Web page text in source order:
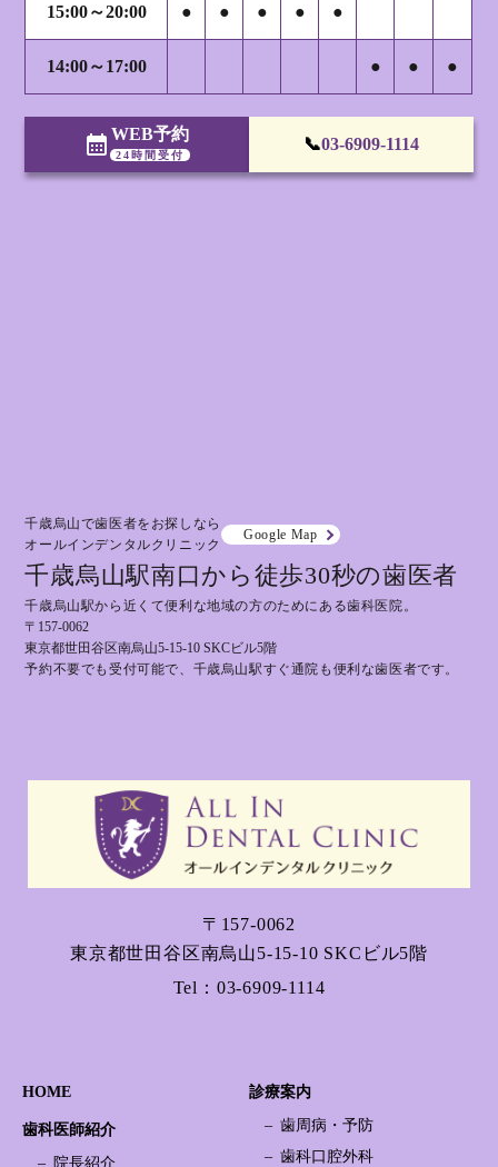
15:00～20:00 ● ● ● ● ●
14:00～17:00 ● ● ●
calendar_month WEB予約
24時間受付
📞03-6909-1114
千歳烏山で歯医者をお探しなら
オールインデンタルクリニック
Google Map
千歳烏山駅南口から徒歩30秒の歯医者
千歳烏山駅から近くて便利な地域の方のためにある歯科医院。
〒157-0062
東京都世田谷区南烏山5-15-10 SKCビル5階
予約不要でも受付可能で、千歳烏山駅すぐ通院も便利な歯医者です。
〒157-0062
東京都世田谷区南烏山5-15-10 SKCビル5階
Tel： 03-6909-1114
HOME
歯科医師紹介
院長紹介
診療案内
歯周病・予防
歯科口腔外科